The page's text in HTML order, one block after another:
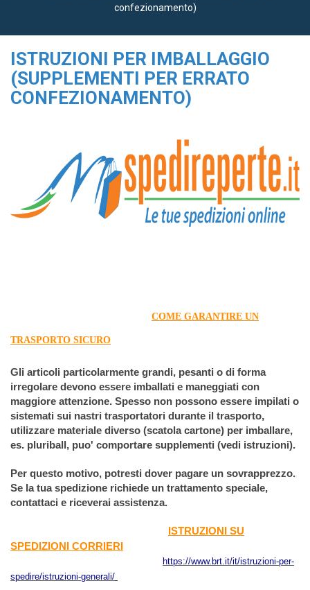
confezionamento)
ISTRUZIONI PER IMBALLAGGIO
(SUPPLEMENTI PER ERRATO
CONFEZIONAMENTO)
COME GARANTIRE UN
TRASPORTO SICURO
Gli articoli particolarmente grandi, pesanti o di forma
irregolare devono essere imballati e maneggiati con
maggiore attenzione. Spesso non possono essere impilati o
sistemati sui nastri trasportatori durante il trasporto,
utilizzare materiale diverso (scatola cartone) per imballare,
es. pluriball, puo' comportare supplementi (vedi istruzioni).
Per questo motivo, potresti dover pagare un sovrapprezzo.
Se la tua spedizione richiede un trattamento speciale,
contattaci e riceverai assistenza.
ISTRUZIONI SU
SPEDIZIONI CORRIERI
https://www.brt.it/it/istruzioni-per-
spedire/istruzioni-generali/